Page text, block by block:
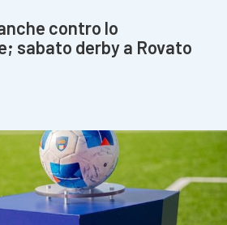
contro lo
sabato derby a Rovato